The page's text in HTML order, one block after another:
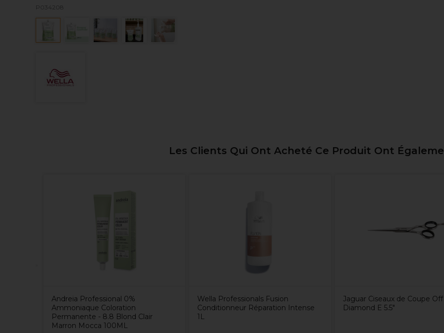
P034208
Les Clients Qui Ont Acheté Ce Produit Ont
Andreia Professional 0%
Ammoniaque Coloration
Permanente - 8.8 Blond Clair
Marron Mocca 100ML
Wella Professionals Fusion
Conditionneur Réparation Intense
1L
Jaguar Ciseaux de Coupe Off
Diamond E 5.5"